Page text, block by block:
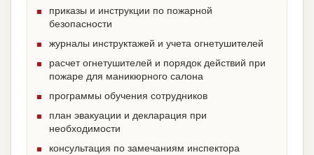
приказы и инструкции по пожарной
безопасности
журналы инструктажей и учета огнетушителей
расчет огнетушителей и порядок действий при
пожаре для маникюрного салона
программы обучения сотрудников
план эвакуации и декларация при
необходимости
консультация по замечаниям инспектора